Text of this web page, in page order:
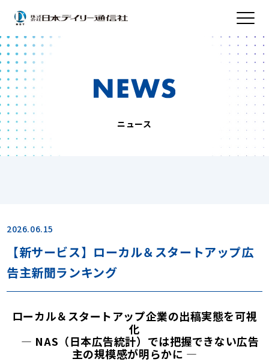
ニュース
2026.06.15
【新サービス】ローカル＆スタートアップ広
告主新聞ランキング
ローカル＆スタートアップ企業の出稿実態を可視
化
— NAS（日本広告統計）では把握できない広告
主の規模感が明らかに —